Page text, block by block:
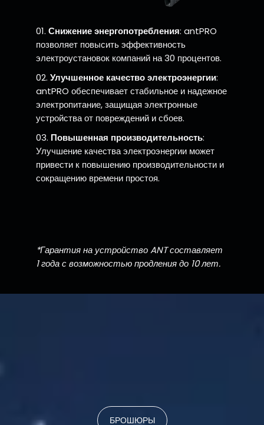
Снижение энергопотребления: antPRO
позволяет повысить эффективность
электроустановок компаний на 30 процентов.
Улучшенное качество электроэнергии:
antPRO обеспечивает стабильное и надежное
электропитание, защищая электронные
устройства от повреждений и сбоев.
Повышенная производительность:
Улучшение качества электроэнергии может
привести к повышению производительности и
сокращению времени простоя.
*Гарантия на устройство ANT составляет
1 года с возможностью продления до 10 лет.
БРОШЮРЫ